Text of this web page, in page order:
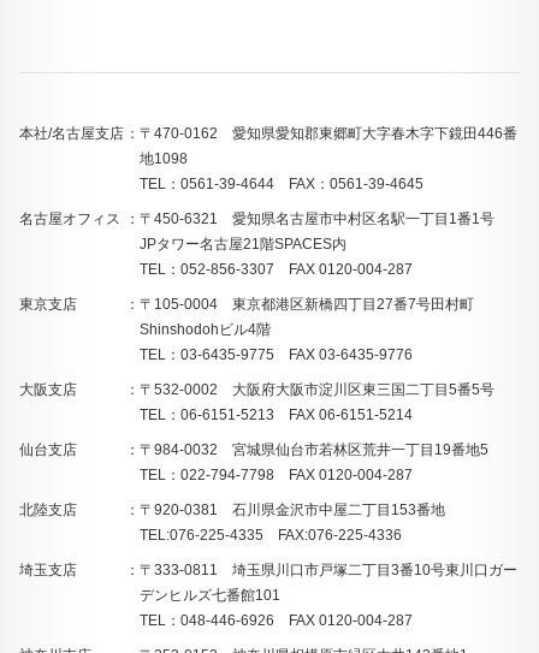
本社/名古屋支店
〒470-0162 愛知県愛知郡東郷町大字春木字下鏡田446番
地1098
TEL：0561-39-4644 FAX：0561-39-4645
名古屋オフィス
〒450-6321 愛知県名古屋市中村区名駅一丁目1番1号
JPタワー名古屋21階SPACES内
TEL：052-856-3307 FAX 0120-004-287
東京支店
〒105-0004 東京都港区新橋四丁目27番7号田村町
Shinshodohビル4階
TEL：03-6435-9775 FAX 03-6435-9776
大阪支店
〒532-0002 大阪府大阪市淀川区東三国二丁目5番5号
TEL：06-6151-5213 FAX 06-6151-5214
仙台支店
〒984-0032 宮城県仙台市若林区荒井一丁目19番地5
TEL：022-794-7798 FAX 0120-004-287
北陸支店
〒920-0381 石川県金沢市中屋二丁目153番地
TEL:076-225-4335 FAX:076-225-4336
埼玉支店
〒333-0811 埼玉県川口市戸塚二丁目3番10号東川口ガー
デンヒルズ七番館101
TEL：048-446-6926 FAX 0120-004-287